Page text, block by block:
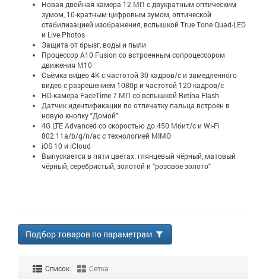
Новая двойная камера 12 МП с двукратным оптическим
зумом, 10-кратным цифровым зумом, оптической
стабилизацией изображения, вспышкой True Tone Quad-LED
и Live Photos
Защита от брызг, воды и пыли
Процессор A10 Fusion со встроенным сопроцессором
движения M10
Съёмка видео 4K с частотой 30 кадров/с и замедленного
видео с разрешением 1080р и частотой 120 кадров/с
HD-камера FaceTime 7 МП со вспышкой Retina Flash
Датчик идентификации по отпечатку пальца встроен в
новую кнопку "Домой"
4G LTE Advanced со скоростью до 450 Мбит/с и Wi-Fi
802.11a/b/g/n/ac с технологией MIMO
iOS 10 и iCloud
Выпускается в пяти цветах: глянцевый чёрный, матовый
чёрный, серебристый, золотой и "розовое золото"
Подбор товаров по параметрам
Список
Сетка